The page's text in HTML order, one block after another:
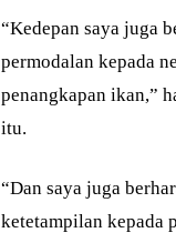
“Kedepan saya juga
permodalan kepada
penangkapan ikan,”
itu.
“Dan saya juga
ketetampilan kepada